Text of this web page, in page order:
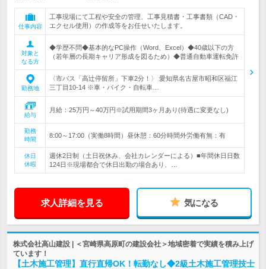
仕事内容
工事現場にて工程や安全の管理、工事見積書・工事書類（CAD・
エクセル使用）の作成等をお任せいたします。
対象と
なる方
◆学歴不問◆基本的なPC操作（Word、Excel）◆40歳以下の方
（若年層の長期キャリア形成を図るため）◆普通自動車運転免許
勤務地
〈市バス「高辻停留所」下車2分！〉 愛知県名古屋市昭和区福江
三丁目10-14 ※車・バイク・自転車…
給与
月給：25万円～40万円※試用期間3ヶ月あり(待遇に変更なし)
勤務
時間
8:00～17:00（実働8時間）昼休憩：60分時間外労働有無：有
休日
休暇
週休2日制（土日祝休み、会社カレンダーによる）■年間休日日数
124日※現場都合で休日出勤の場合あり、…
求人詳細を見る 気になる
株式会社高山建設 | ＜宮崎県高原町の建設会社＞地域密着で実績を積み上げ
ています！
【土木施工管理】直行直帰OK！転勤なし◆2級土木施工管理技士